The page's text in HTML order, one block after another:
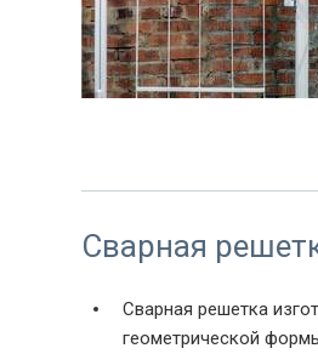
Сварная
Сварная решетка
геометрической